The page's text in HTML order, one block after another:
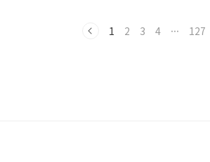
으로 효력이 생긴다. 따라서 甲이 선박의 소유권
1 2 3 4 ··· 127